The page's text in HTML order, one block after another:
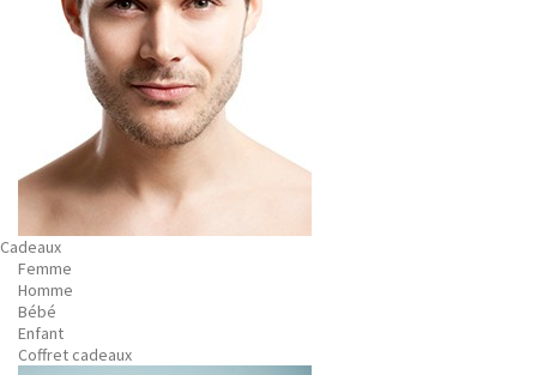
Cadeaux
Femme
Homme
Bébé
Enfant
Coffret cadeaux